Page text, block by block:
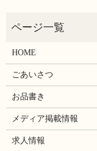
HOME
ごあいさつ
お品書き
メディア掲載情報
求人情報